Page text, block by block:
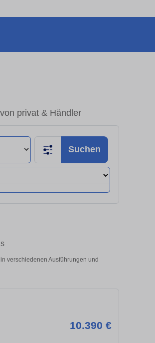
privat & Händler
Suchen
verschiedenen Ausführungen und
10.390 €